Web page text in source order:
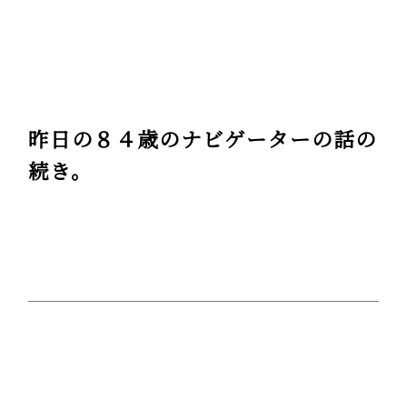
昨日の８４歳のナビゲーターの話の
続き。